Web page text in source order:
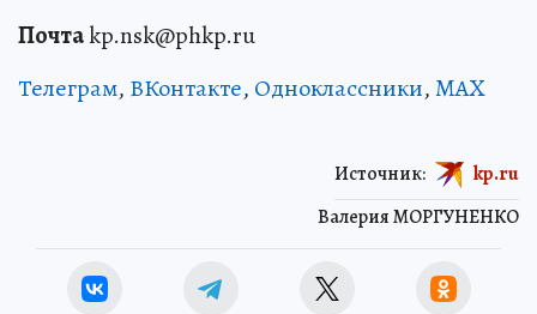
Почтаkp.nsk@phkp.ru
Телеграм, ВКонтакте, Одноклассники,MAX
Валерия МОРГУНЕНКО
Источник: kp.ru